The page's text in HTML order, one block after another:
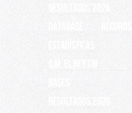
RESULTADOS 2026
Database
Records
ESTADÍSTICAS
S.M. EL REY CW
BASES
RESULTADOS 2026